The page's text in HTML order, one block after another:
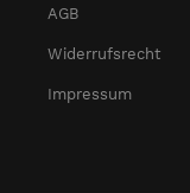
AGB
Widerrufsrecht
Impressum